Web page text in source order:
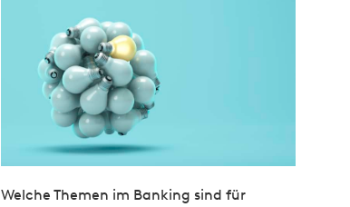
Welche Themen im Banking sind für